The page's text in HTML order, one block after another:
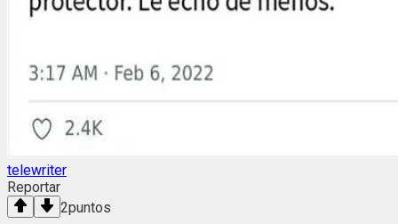
telewriter
Reportar
2puntos